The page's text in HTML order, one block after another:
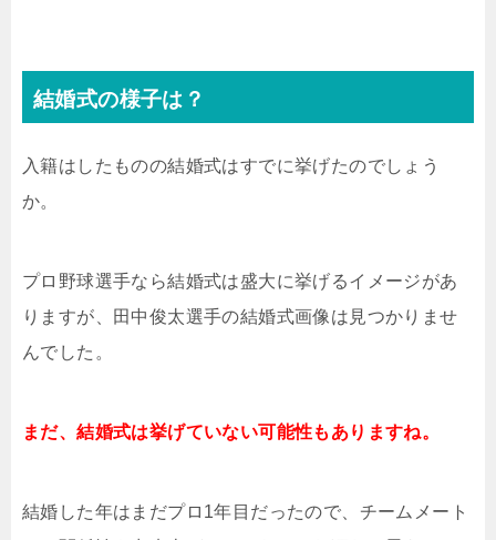
結婚式の様子は？
入籍はしたものの結婚式はすでに挙げたのでしょう
か。
プロ野球選手なら結婚式は盛大に挙げるイメージがあ
りますが、田中俊太選手の結婚式画像は見つかりませ
んでした。
まだ、結婚式は挙げていない可能性もありますね。
結婚した年はまだプロ1年目だったので、チームメート